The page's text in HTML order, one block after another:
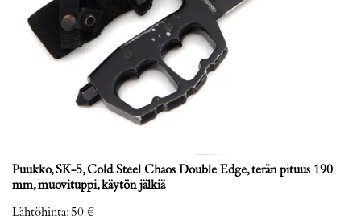
Puukko, SK-5, Cold Steel Chaos Double Edge, terän pituus 190
mm, muovituppi, käytön jälkiä
Lähtöhinta: 50 €